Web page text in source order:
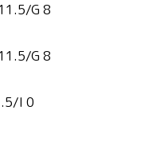
G 8
G 8
I 0